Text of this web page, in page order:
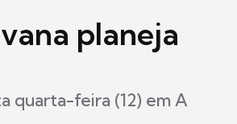
planeja
quarta-feira (12) em A